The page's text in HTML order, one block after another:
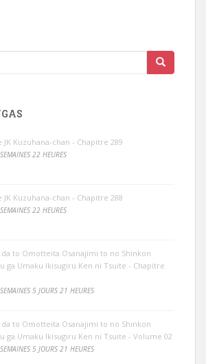
JK Kuzuhana-chan - Chapitre 289
22 HEURES
JK Kuzuhana-chan - Chapitre 288
22 HEURES
da to Omotteita Osanajimi to no Shinkon
ga Umaku Ikisugiru Ken ni Tsuite - Chapitre
5 JOURS 21 HEURES
da to Omotteita Osanajimi to no Shinkon
ga Umaku Ikisugiru Ken ni Tsuite - Volume 02
5 JOURS 21 HEURES